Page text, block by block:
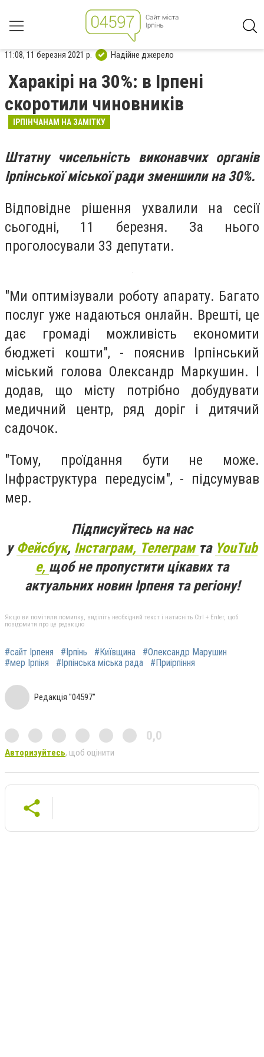
11:08, 11 березня 2021 р. Надійне джерело
Харакірі на 30%: в Ірпені
скоротили чиновників
ІРПІНЧАНАМ НА ЗАМІТКУ
Штатну чисельність виконавчих органів
Ірпінської міської ради зменшили на 30%.
Відповідне рішення ухвалили на сесії
сьогодні, 11 березня. За нього
проголосували 33 депутати.
"Ми оптимізували роботу апарату. Багато
послуг уже надаються онлайн. Врешті, це
дає громаді можливість економити
бюджеті кошти", - пояснив Ірпінський
міський голова Олександр Маркушин. І
додав, що місту потрібно добудувати
медичний центр, ряд доріг і дитячий
садочок.
"Тому, проїдання бути не може.
Інфраструктура передусім", - підсумував
мер.
Підписуйтесь на нас
уФейсбук, Інстаграм, Телеграм та YouTub
e, щоб не пропустити цікавих та
актуальних новин Ірпеня та регіону!
Якщо ви помітили помилку, виділіть необхідний текст і натисніть Ctrl + Enter, щоб
повідомити про це редакцію
#сайт Ірпеня #Ірпінь #Київщина
#Олександр Марушин
#мер Ірпіня
#Ірпінська міська рада #Приірпіння
Редакція "04597"
0,0
Авторизуйтесь, щоб оцінити